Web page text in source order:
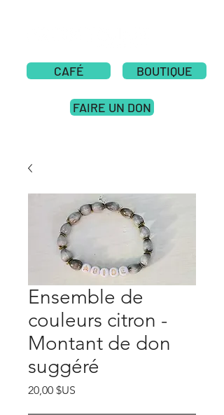
CAFÉ BOUTIQUE
FAIRE UN DON
Ensemble de
couleurs citron -
Montant de don
suggéré
20,00 $US